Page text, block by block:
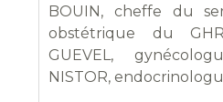
BOUIN, cheffe du
obstétrique du
GUEVEL,
NISTOR,